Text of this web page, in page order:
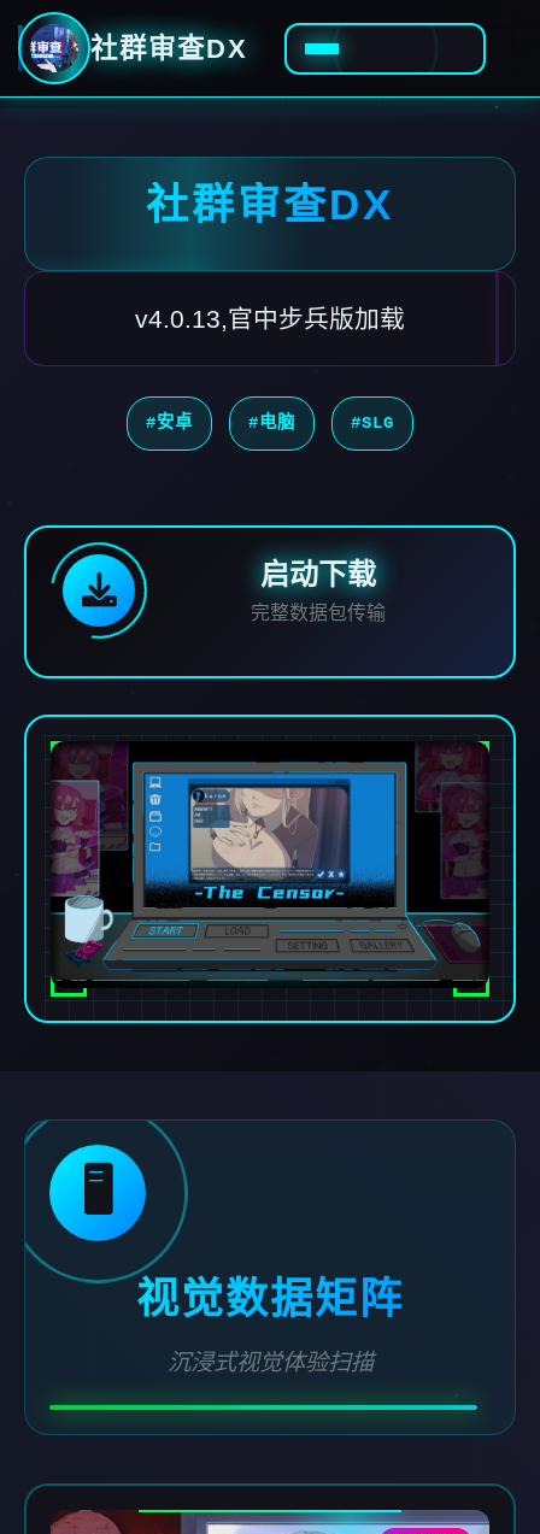
社群审查DX
社群审查DX
v4.0.13,官中步兵版加载
#安卓 #电脑 #SLG
启动下载
完整数据包传输
🖥️
视觉数据矩阵
沉浸式视觉体验扫描